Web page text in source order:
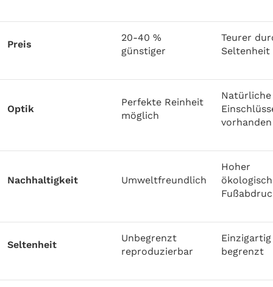
Preis
20-40 %
günstiger
Teurer
Seltenheit
Optik
Perfekte Reinheit
möglich
Natürliche
vorhanden
Nachhaltigkeit Umweltfreundlich
Hoher
Seltenheit
Unbegrenzt
reproduzierbar
Einzigartig
begrenzt